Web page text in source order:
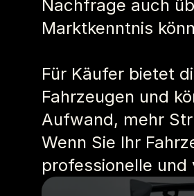
Nachfrage auch
Marktkenntnis
Für Käufer bietet
Fahrzeugen und
Aufwand, mehr
Wenn Sie Ihr
professionelle